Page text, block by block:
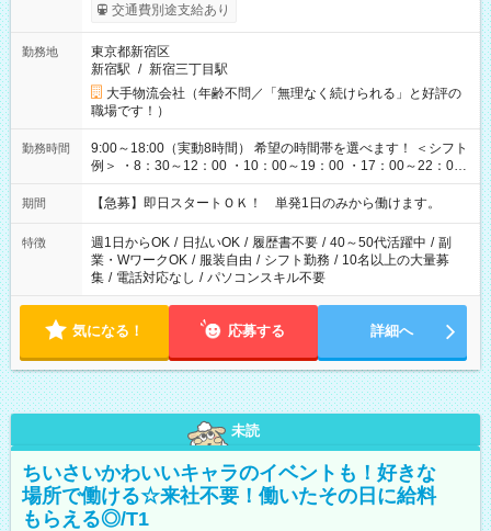
交通費別途支給あり
勤務地
東京都新宿区
新宿駅 / 新宿三丁目駅
大手物流会社（年齢不問／「無理なく続けられる」と好評の
職場です！）
勤務時間
9:00～18:00（実動8時間） 希望の時間帯を選べます！ ＜シフト
例＞ ・8：30～12：00 ・10：00～19：00 ・17：00～22：00
・13：00～22：00 ・22：00～翌6：00 など
期間 【急募】即日スタートＯＫ！ 単発1日のみから働けます。
特徴 週1日からOK / 日払いOK / 履歴書不要 / 40～50代活躍中 / 副
業・WワークOK / 服装自由 / シフト勤務 / 10名以上の大量募
集 / 電話対応なし / パソコンスキル不要
気になる！ 応募する 詳細へ
未読
ちいさいかわいいキャラのイベントも！好きな
場所で働ける☆来社不要！働いたその日に給料
もらえる◎/T1